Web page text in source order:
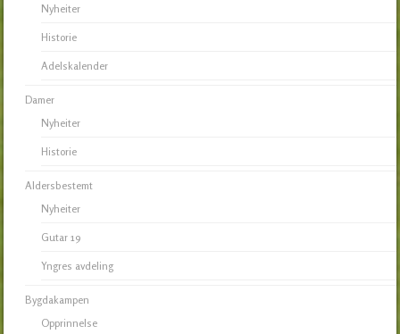
Nyheiter
Historie
Adelskalender
Damer
Nyheiter
Historie
Aldersbestemt
Nyheiter
Gutar 19
Yngres avdeling
Bygdakampen
Opprinnelse